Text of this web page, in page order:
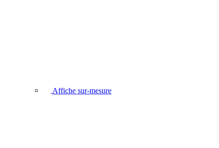
Affiche sur-mesure